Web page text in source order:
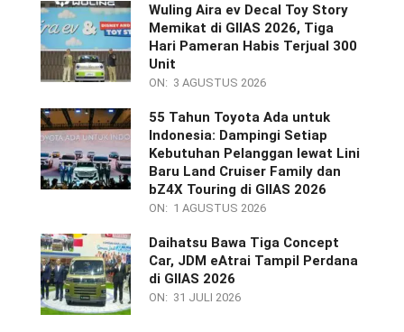
Wuling Aira ev Decal Toy Story
Memikat di GIIAS 2026, Tiga
Hari Pameran Habis Terjual 300
Unit
ON: 3 AGUSTUS 2026
55 Tahun Toyota Ada untuk
Indonesia: Dampingi Setiap
Kebutuhan Pelanggan lewat Lini
Baru Land Cruiser Family dan
bZ4X Touring di GIIAS 2026
ON: 1 AGUSTUS 2026
Daihatsu Bawa Tiga Concept
Car, JDM eAtrai Tampil Perdana
di GIIAS 2026
ON: 31 JULI 2026